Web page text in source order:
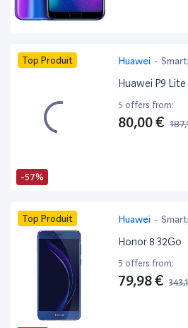
-57%
Top Produit Huawei -
Huawei P9 Lite
5 offers from:
80,00 €
Top Produit Huawei -
Honor 8 32Go
5 offers from:
79,98 €